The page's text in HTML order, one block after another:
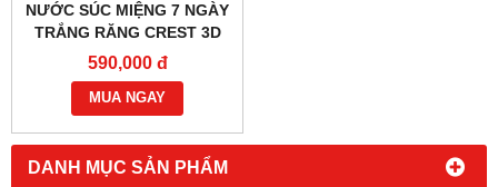
DANH MỤC SẢN PHẨM
NƯỚC SÚC MIỆNG 7 NGÀY
TRẮNG RĂNG CREST 3D
WHITE LUXE GLAMOROUS
237ML - 0933555070 -
0902966670 -
590,000 đ
MUA NGAY